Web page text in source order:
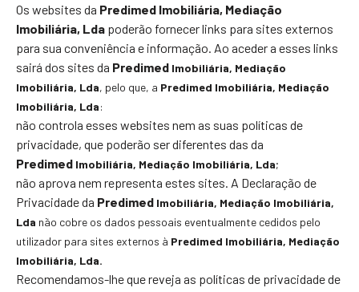
Os websites da Predimed Imobiliária, Mediação
Imobiliária, Lda poderão fornecer links para sites externos
para sua conveniência e informação. Ao aceder a esses links
sairá dos sites da Predimed Imobiliária, Mediação
Imobiliária, Lda, pelo que, a Predimed Imobiliária, Mediação
Imobiliária, Lda:
não controla esses websites nem as suas políticas de
privacidade, que poderão ser diferentes das da
Predimed Imobiliária, Mediação Imobiliária, Lda;
não aprova nem representa estes sites. A Declaração de
Privacidade da Predimed Imobiliária, Mediação Imobiliária,
Lda não cobre os dados pessoais eventualmente cedidos pelo
utilizador para sites externos à Predimed Imobiliária, Mediação
Imobiliária, Lda.
Recomendamos-lhe que reveja as políticas de privacidade de